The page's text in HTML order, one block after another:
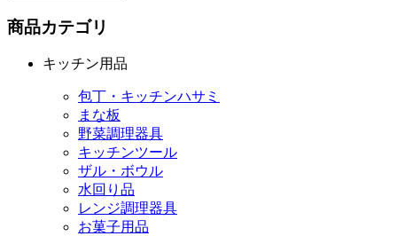
商品カテゴリ
キッチン用品
包丁・キッチンハサミ
まな板
野菜調理器具
キッチンツール
ザル・ボウル
水回り品
レンジ調理器具
お菓子用品